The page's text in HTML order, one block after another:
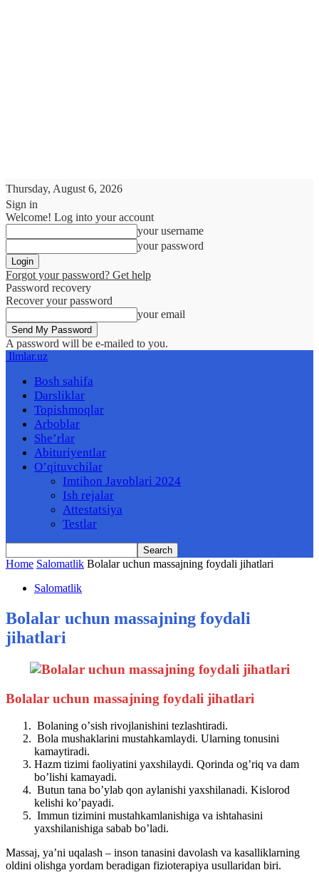
Thursday, August 6, 2026
Sign in
Welcome! Log into your account
your username
your password
Forgot your password? Get help
Password recovery
Recover your password
your email
A password will be e-mailed to you.
Ilmlar.uz
Bosh sahifa
Darsliklar
Topishmoqlar
Arboblar
She’rlar
Abituriyentlar
O’qituvchilar
Imtihon Javoblari 2024
Ish rejalar
Attestatsiya
Testlar
Home Salomatlik Bolalar uchun massajning foydali jihatlari
Salomatlik
Bolalar uchun massajning foydali
jihatlari
Bolalar uchun massajning foydali jihatlari
Bolaning oʼsish rivojlanishini tezlashtiradi.
Bola mushaklarini mustahkamlaydi. Ularning tonusini
kamaytiradi.
Hazm tizimi faoliyatini yaxshilaydi. Qorinda ogʼriq va dam
boʼlishi kamayadi.
Butun tana boʼylab qon aylanishi yaxshilanadi. Kislorod
kelishi koʼpayadi.
Immun tizimini mustahkamlanishiga va ishtahasini
yaxshilanishiga sabab boʼladi.
Massaj, ya’ni uqalash – inson tanasini davolash va kasalliklarning
oldini olishga yordam beradigan fizioterapiya usullaridan biri.